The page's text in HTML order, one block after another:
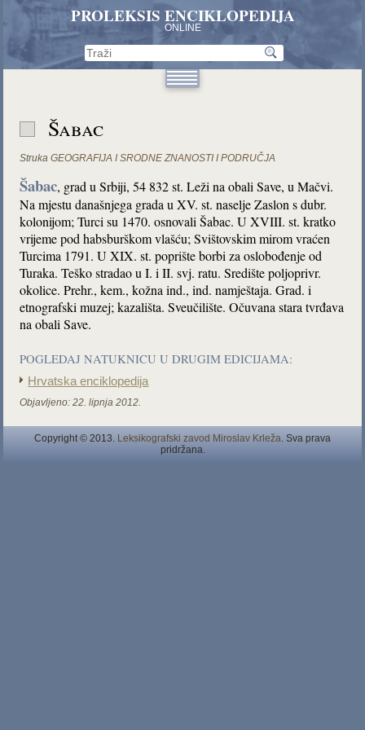
PROLEKSIS ENCIKLOPEDIJA
ONLINE
Šabac
Struka GEOGRAFIJA I SRODNE ZNANOSTI I PODRUČJA
Šabac, grad u Srbiji, 54 832 st. Leži na obali Save, u Mačvi.
Na mjestu današnjega grada u XV. st. naselje Zaslon s dubr.
kolonijom; Turci su 1470. osnovali Šabac. U XVIII. st. kratko
vrijeme pod habsburškom vlašću; Svištovskim mirom vraćen
Turcima 1791. U XIX. st. poprište borbi za oslobođenje od
Turaka. Teško stradao u I. i II. svj. ratu. Središte poljoprivr.
okolice. Prehr., kem., kožna ind., ind. namještaja. Grad. i
etnografski muzej; kazališta. Sveučilište. Očuvana stara tvrđava
na obali Save.
POGLEDAJ NATUKNICU U DRUGIM EDICIJAMA:
Hrvatska enciklopedija
Objavljeno: 22. lipnja 2012.
Copyright © 2013. Leksikografski zavod Miroslav Krleža. Sva prava
pridržana.